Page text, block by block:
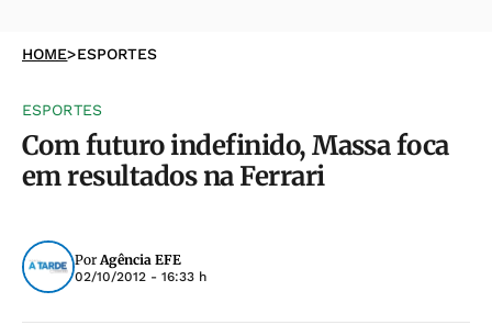
HOME>ESPORTES
ESPORTES
Com futuro indefinido, Massa foca
em resultados na Ferrari
PorAgência EFE
02/10/2012 - 16:33 h